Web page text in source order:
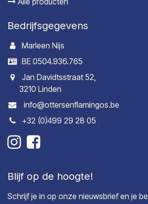
Bedrijfsgegevens
Marleen Nijs
BE 0504.936.765
Jan Davidtsstraat 52,
3210 Linden
info@ottersenflamingos.be
+32 (0)499 29 28 05
Blijf op de hoogte!
Schrijf je in op onze nieuwsbrief en je